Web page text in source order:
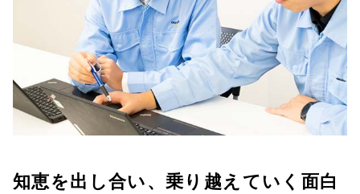
知恵を出し合い、乗り越えていく面白